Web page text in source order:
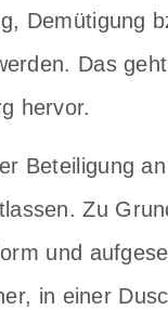
Demütigung
Das
hervor.
Beteiligung
Zu
und
in einer